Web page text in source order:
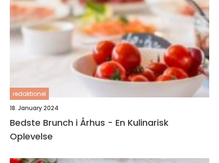
redaktionel
18. January 2024
Bedste Brunch i Århus - En Kulinarisk
Oplevelse